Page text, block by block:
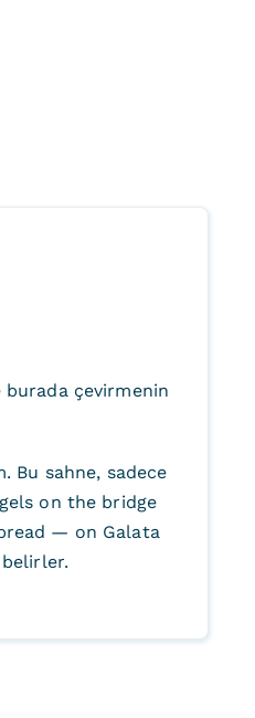
çevirmenin
Bu sahne, sadece
on the bridge
— on Galata